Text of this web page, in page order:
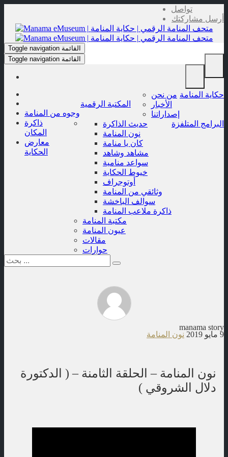
content
تواصل
أرسل مشاركتك
Toggle navigation القائمة
Toggle navigation القائمة
حكاية المنامة من نحن
الأخبار
إصداراتنا
المكتبة الرقمية
البرامج المتلفزة
حديث الذاكرة
نون المنامة
كان يا منامة
مشاهد وشاهد
سواعد منامية
خيوط الحكاية
أوتوجراف
وثائقي من المنامة
سوالف الباخشة
ذاكرة ملاعب المنامة
مكتبة المنامة
عيون المنامة
مقالات
حوارات
وجوه من المنامة
ذاكرة
المكان
معارض
الحكاية
manama story
9 مايو 2019
نون المنامة
نون المنامة – الحلقة الثامنة – ( الدكتورة
دلال الشروقي )